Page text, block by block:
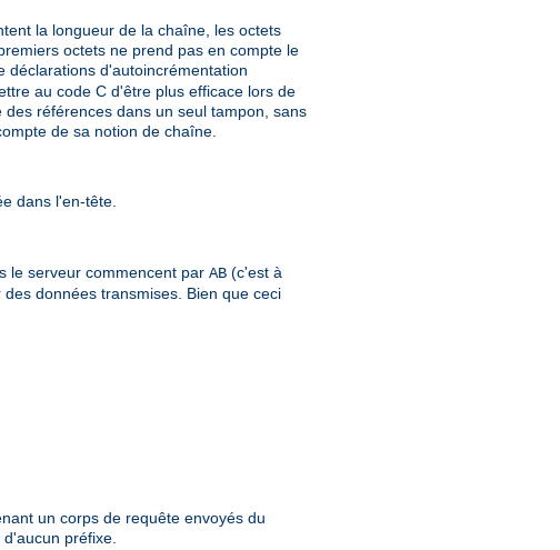
la longueur de la chaîne, les octets
octets ne prend pas en compte le
déclarations d'autoincrémentation
au code C d'être plus efficace lors de
références dans un seul tampon, sans
de sa notion de chaîne.
dans l'en-tête.
le serveur commencent par AB (c'est à
données transmises. Bien que ceci
un corps de requête envoyés du
préfixe.